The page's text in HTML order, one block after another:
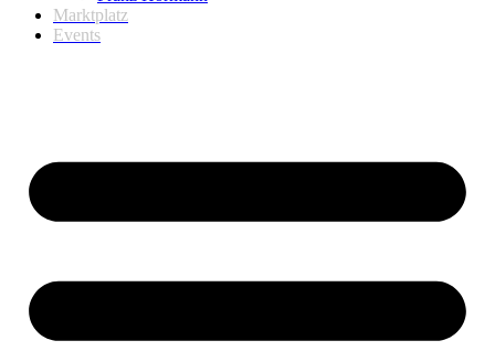
Marktplatz
Events